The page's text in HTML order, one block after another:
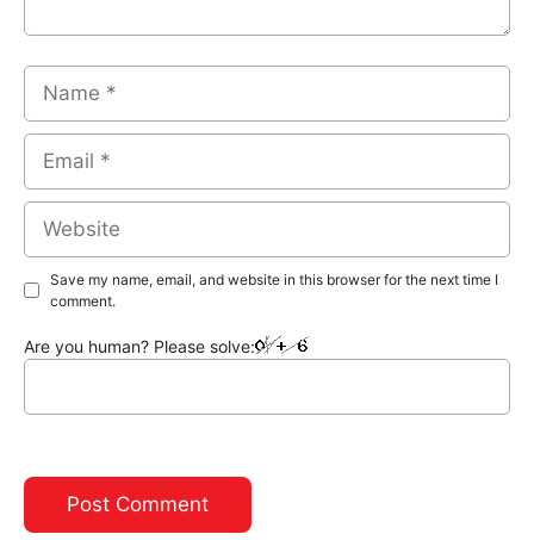
Name
Email
Website
Save my name, email, and website in this browser for the next time I
comment.
Are you human? Please solve: